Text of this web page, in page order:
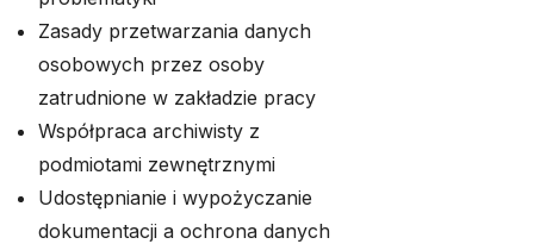
Zasady przetwarzania danych
osobowych przez osoby
zatrudnione w zakładzie pracy
Współpraca archiwisty z
podmiotami zewnętrznymi
Udostępnianie i wypożyczanie
dokumentacji a ochrona danych